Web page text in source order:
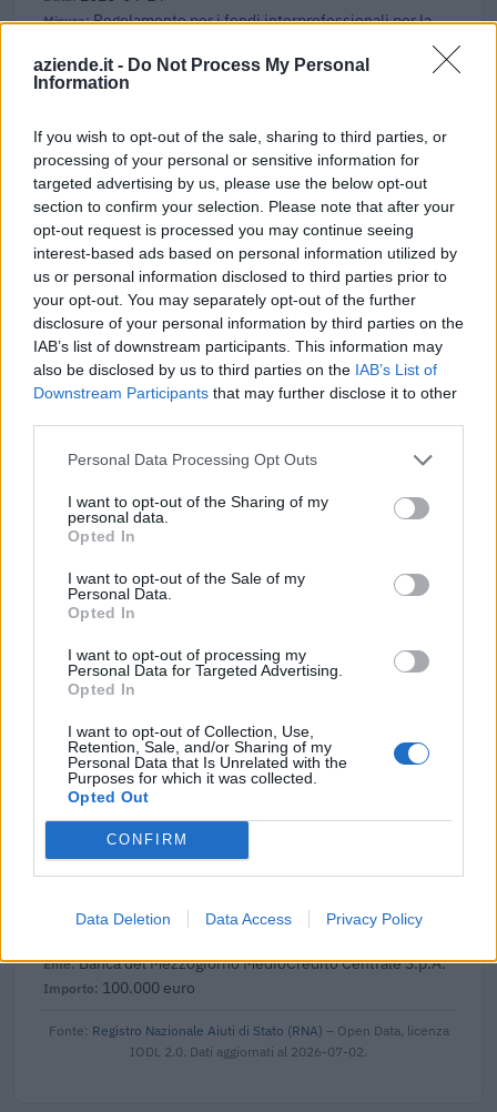
aziende.it - Do Not Process My Personal
Information
If you wish to opt-out of the sale, sharing to third parties, or
processing of your personal or sensitive information for
targeted advertising by us, please use the below opt-out
section to confirm your selection. Please note that after your
opt-out request is processed you may continue seeing
interest-based ads based on personal information utilized by
us or personal information disclosed to third parties prior to
your opt-out. You may separately opt-out of the further
disclosure of your personal information by third parties on the
IAB’s list of downstream participants. This information may
also be disclosed by us to third parties on the IAB’s List of
Downstream Participants that may further disclose it to other
Personal Data Processing Opt Outs
I want to opt-out of the Sharing of my
personal data.
Opted In
I want to opt-out of the Sale of my
Personal Data.
Opted In
I want to opt-out of processing my
Personal Data for Targeted Advertising.
Opted In
I want to opt-out of Collection, Use,
Retention, Sale, and/or Sharing of my
Personal Data that Is Unrelated with the
Purposes for which it was collected.
Opted Out
CONFIRM
Data Deletion Data Access Privacy Policy
Regolamento per i fondi interprofessionali per la
esentati ai s
Fonditalia
2026-04-03
Fondo di garanzia per le piccole e medie imprese
Banca del Mezzogiorno MedioCredito Centrale S.p.A.
120.000 euro
2026-04-03
Fondo di garanzia per le piccole e medie imprese
Banca del Mezzogiorno MedioCredito Centrale S.p.A.
104.000 euro
2026-02-12
Regolamento per i fondi interprofessionali per la
esentati ai s
1.440 euro
Esonero dal versamento dei contributi previdenziali
per nuove assunzioni/trasformazioni a tempo
inps
1.182 euro
2025-10-22
Incentivo per l'assunzione di lavoratori con almeno
cinquant'anni d'età disoccupati da oltre dodici mesi e di
donne di q
Istituto Nazionale per l'Assicurazione contro gli
Infortuni sul Lavoro - INAIL
504 euro
2025-06-27
Banca del Mezzogiorno MedioCredito Centrale S.p.A.
100.000 euro
Fonte: Registro Nazionale Aiuti di Stato (RNA) – Open Data, licenza
IODL 2.0. Dati aggiornati al 2026-07-02.